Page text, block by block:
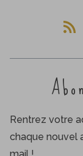
Rentrez votre
chaque nouvel